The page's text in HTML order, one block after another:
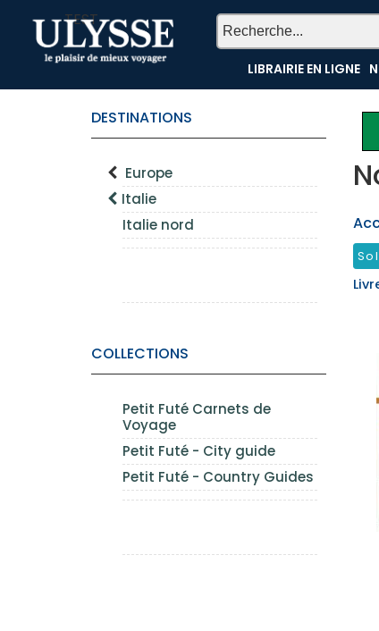
TEST
LIBRAIRIE EN LIGNE
DESTINATIONS
Europe
Italie
Italie nord
COLLECTIONS
Petit Futé Carnets de
Voyage
Petit Futé - City guide
Petit Futé - Country Guides